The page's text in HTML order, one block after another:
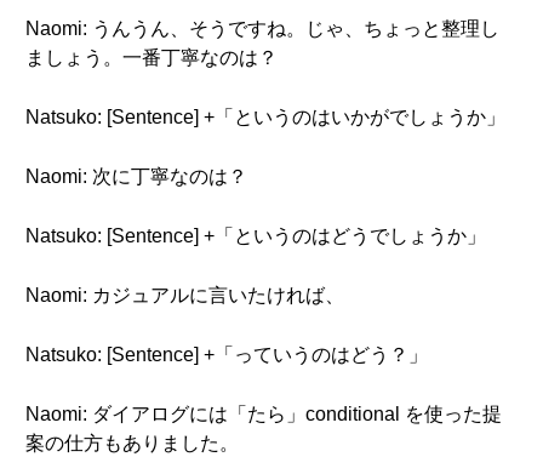
Naomi: うんうん、そうですね。じゃ、ちょっと整理し
ましょう。一番丁寧なのは？
Natsuko: [Sentence] +「というのはいかがでしょうか」
Naomi: 次に丁寧なのは？
Natsuko: [Sentence] +「というのはどうでしょうか」
Naomi: カジュアルに言いたければ、
Natsuko: [Sentence] +「っていうのはどう？」
Naomi: ダイアログには「たら」conditional を使った提
案の仕方もありました。